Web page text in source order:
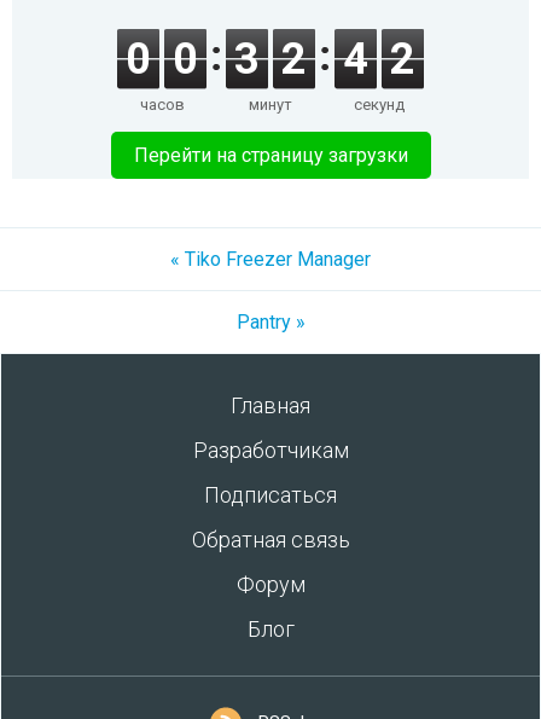
0 0
часов
3 2
минут
4 1
секунд
Перейти на страницу загрузки
« Tiko Freezer Manager
Pantry »
Главная
Разработчикам
Подписаться
Обратная связь
Форум
Блог